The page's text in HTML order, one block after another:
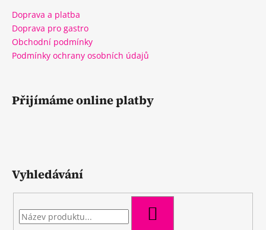
Doprava a platba
Doprava pro gastro
Obchodní podmínky
Podmínky ochrany osobních údajů
Přijímáme online platby
Vyhledávání